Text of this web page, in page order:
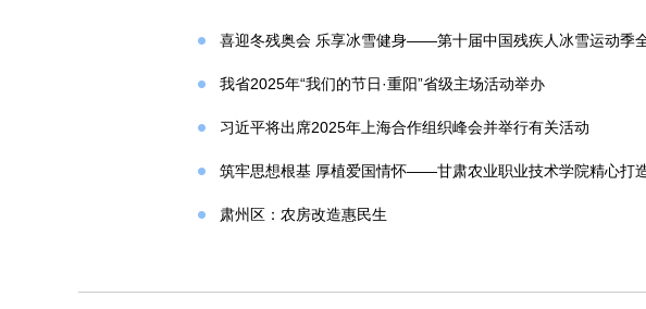
喜迎冬残奥会 乐享冰雪健身——第十届中国残疾人冰雪运动季
我省2025年“我们的节日·重阳”省级主场活动举办
习近平将出席2025年上海合作组织峰会并举行有关活动
筑牢思想根基 厚植爱国情怀——甘肃农业职业技术学院精心打
肃州区：农房改造惠民生